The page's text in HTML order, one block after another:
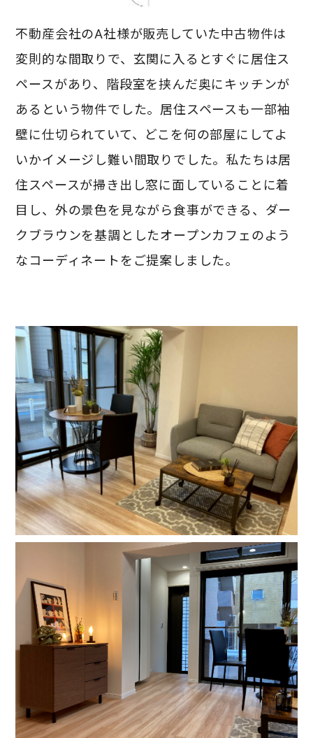
不動産会社のA社様が販売していた中古物件は
変則的な間取りで、玄関に入るとすぐに居住ス
ペースがあり、階段室を挟んだ奥にキッチンが
あるという物件でした。居住スペースも一部袖
壁に仕切られていて、どこを何の部屋にしてよ
いかイメージし難い間取りでした。私たちは居
住スペースが掃き出し窓に面していることに着
目し、外の景色を見ながら食事ができる、 ダー
クブラウンを基調としたオープンカフェのよう
なコーディネートをご提案しました。